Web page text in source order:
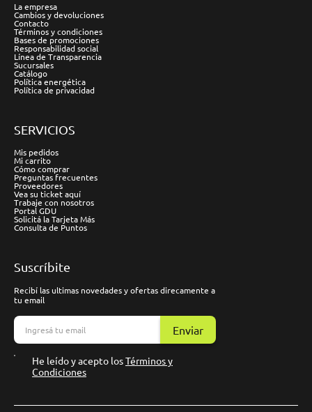
La empresa
Cambios y devoluciones
Contacto
Términos y condiciones
Bases de promociones
Responsabilidad social
Línea de Transparencia
Sucursales
Catálogo
Política energética
Política de privacidad
SERVICIOS
Mis pedidos
Mi carrito
Cómo comprar
Preguntas frecuentes
Proveedores
Vea su ticket aquí
Trabaje con nosotros
Portal GDU
Solicitá la Tarjeta Más
Consulta de Puntos
Suscríbite
Recibí las ultimas novedades y ofertas direcamente a
tu email
Enviar
He leído y acepto losTérminos y
Condiciones